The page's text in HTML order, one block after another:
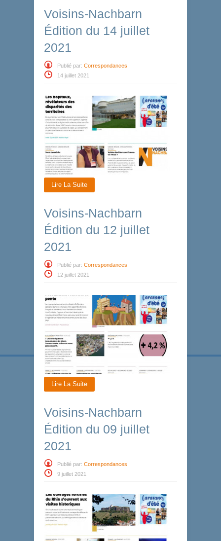
Voisins-Nachbarn
Édition du 14 juillet
2021
Publié par: Correspondances
14 juillet 2021
Lire La Suite
Voisins-Nachbarn
Édition du 12 juillet
2021
Publié par: Correspondances
12 juillet 2021
Lire La Suite
Voisins-Nachbarn
Édition du 09 juillet
2021
Publié par: Correspondances
9 juillet 2021